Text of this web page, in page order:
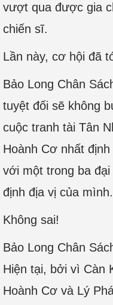
vượt qua được gia
chiến sĩ.
Lần này, cơ hội đã
Bảo Long Chân
tuyệt đối sẽ không
cuộc tranh tài Tân
Hoành Cơ nhất
với một trong ba
định địa vị của mình.
Không sai!
Bảo Long Chân
Hiện tại, bởi vì Càn
Hoành Cơ và Lý